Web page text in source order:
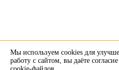
Мы используем cookies для
работу с сайтом, вы даёте